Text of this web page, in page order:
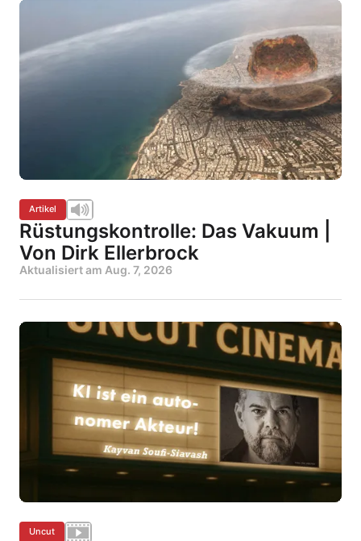
Artikel
Rüstungskontrolle: Das Vakuum |
Von Dirk Ellerbrock
Aktualisiert am Aug. 7, 2026
Uncut